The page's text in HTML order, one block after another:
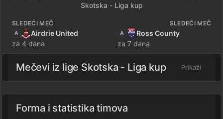
Skotska - Liga kup
SLEDEĆI MEČ
A
Airdrie United
za 4 dana
SLEDEĆI MEČ
A
Ross County
za 7 dana
Mečevi iz lige Skotska - Liga kup Prikaži
Forma i statistika timova